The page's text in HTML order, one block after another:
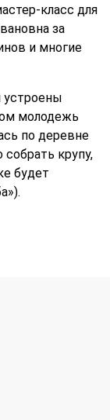
класс для
за
и многие
устроены
молодежь
по деревне
крупу,
будет